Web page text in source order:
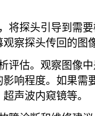
将探头引导到需
察探头传回的图
评估。观察图像
响程度。如果需
声波内窥镜等。